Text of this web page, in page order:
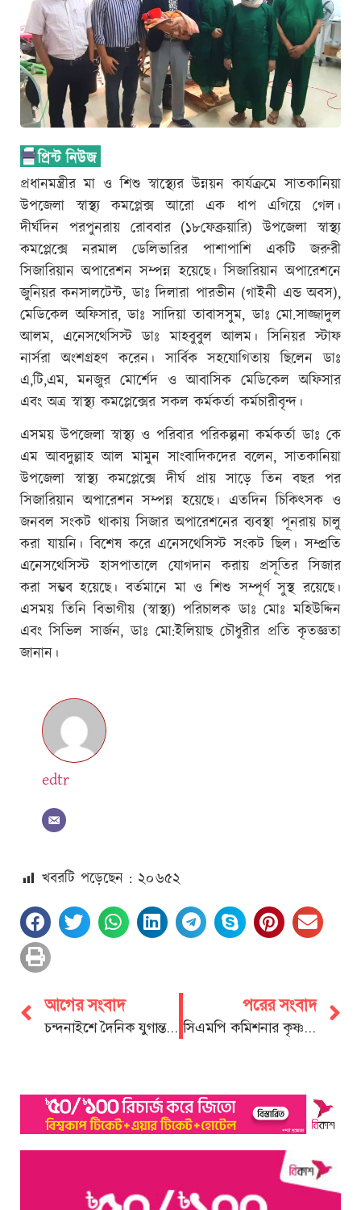
প্রধানমন্ত্রীর মা ও শিশু স্বাস্থ্যের উন্নয়ন কার্যক্রমে সাতকানিয়া
উপজেলা স্বাস্থ্য কমপ্লেক্স আরো এক ধাপ এগিয়ে গেল।
দীর্ঘদিন পরপুনরায় রোববার (১৮ফেব্রুয়ারি) উপজেলা স্বাস্থ্য
কমপ্লেক্সে নরমাল ডেলিভারির পাশাপাশি একটি জরুরী
সিজারিয়ান অপারেশন সম্পন্ন হয়েছে। সিজারিয়ান অপারেশনে
জুনিয়র কনসালটেন্ট, ডাঃ দিলারা পারভীন (গাইনী এন্ড অবস),
মেডিকেল অফিসার, ডাঃ সাদিয়া তাবাসসুম, ডাঃ মো.সাজ্জাদুল
আলম, এনেসথেসিস্ট ডাঃ মাহবুবুল আলম। সিনিয়র স্টাফ
নার্সরা অংশগ্রহণ করেন। সার্বিক সহযোগিতায় ছিলেন ডাঃ
এ,টি,এম, মনজুর মোর্শেদ ও আবাসিক মেডিকেল অফিসার
এবং অত্র স্বাস্থ্য কমপ্লেক্সের সকল কর্মকর্তা কর্মচারীবৃন্দ।
এসময় উপজেলা স্বাস্থ্য ও পরিবার পরিকল্পনা কর্মকর্তা ডাঃ কে
এম আবদুল্লাহ আল মামুন সাংবাদিকদের বলেন, সাতকানিয়া
উপজেলা স্বাস্থ্য কমপ্লেক্সে দীর্ঘ প্রায় সাড়ে তিন বছর পর
সিজারিয়ান অপারেশন সম্পন্ন হয়েছে। এতদিন চিকিৎসক ও
জনবল সংকট থাকায় সিজার অপারেশনের ব্যবস্থা পূনরায় চালু
করা যায়নি। বিশেষ করে এনেসথেসিস্ট সংকট ছিল। সম্প্রতি
এনেসথেসিস্ট হাসপাতালে যোগদান করায় প্রসূতির সিজার
করা সম্ভব হয়েছে। বর্তমানে মা ও শিশু সম্পূর্ণ সুস্থ রয়েছে।
এসময় তিনি বিভাগীয় (স্বাস্থ্য) পরিচালক ডাঃ মোঃ মহিউদ্দিন
এবং সিভিল সার্জন, ডাঃ মো:ইলিয়াছ চৌধুরীর প্রতি কৃতজ্ঞতা
জানান।
edtr
খবরটি পড়েছেন : ২০৬৫২
আগের সংবাদ
চন্দনাইশে দৈনিক যুগান্তরের প্রতিষ্ঠাবার্ষিকী
পরের সংবাদ
সিএমপি কমিশনার কৃষ্ণ পদ রায় সহ অতিরিক্ত আইজিপি পদে পদোন্নতি প্রাপ্তদের অভিনন্দন